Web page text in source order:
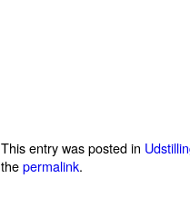
This entry was posted in
thepermalink.